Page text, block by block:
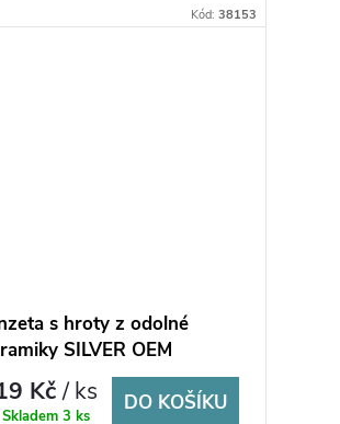
Kód: 38153
s hroty z odolné
SILVER OEM
Kč / ks
Skladem 3 ks
DO KOŠÍKU